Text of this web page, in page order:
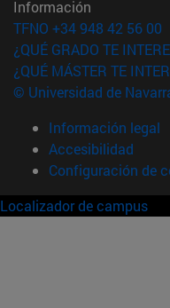
Información
TFNO +34 948 42 56 00
¿QUÉ GRADO TE
¿QUÉ MÁSTER TE
© Universidad de
Información legal
Accesibilidad
Configuración de
Localizador de campus